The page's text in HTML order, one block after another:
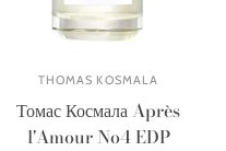
THOMAS KOSMALA
Томас Космала Après
l'Amour No4 EDP